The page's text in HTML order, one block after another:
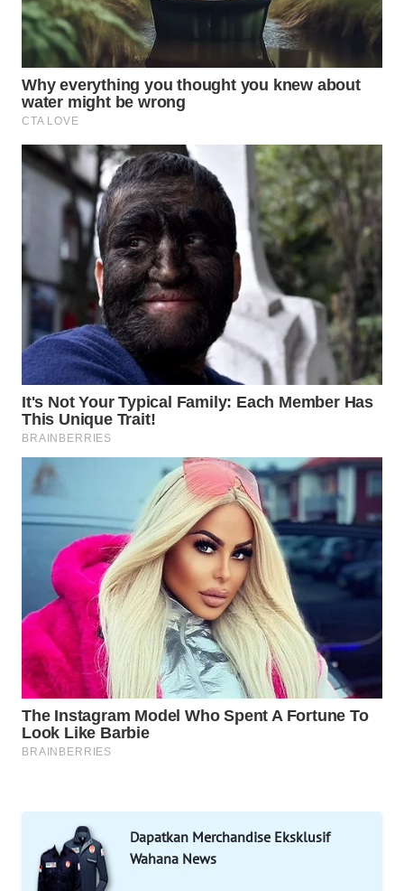
Dapatkan Merchandise Eksklusif
Wahana News
WAHANA
KONSUMEN
WAHANA
LISTRIK
WAHANA
TRAVEL
WAHANA
TV
WAHANANEWS
WAHANANEWS
CO ID
WAHANANEWS
NET
WAHANA
WAHANA
UMKM
WAHANA
SELEB
WAHANA
PERSONA
WAHANA
WAHANA
HEALTH